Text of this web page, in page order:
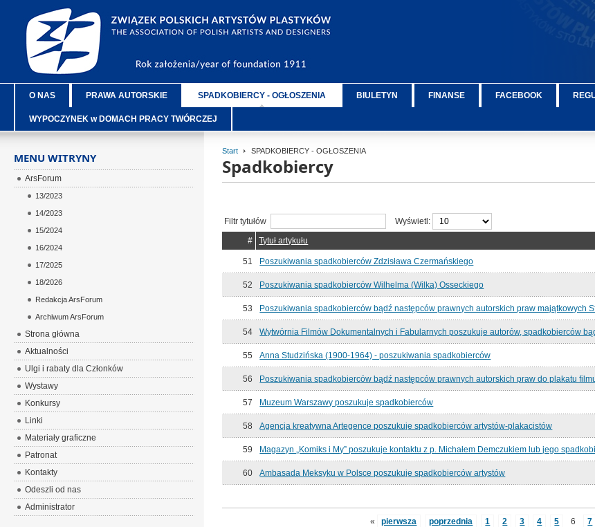
O NAS PRAWA AUTORSKIE SPADKOBIERCY - OGŁOSZENIA BIULETYN FINANSE FACEBOOK
WYPOCZYNEK w DOMACH PRACY TWÓRCZEJ
Start SPADKOBIERCY - OGŁOSZENIA
Spadkobiercy
Filtr tytułów
Wyświetl:
#
Tytuł artykułu
51 Poszukiwania spadkobierców Zdzisława Czermańskiego
52 Poszukiwania spadkobierców Wilhelma (Wilka) Osseckiego
53 Poszukiwania spadkobierców bądź następców prawnych autorskich praw majątkowych
54 Wytwórnia Filmów Dokumentalnych i Fabularnych poszukuje autorów, spadkobierców
55 Anna Studzińska (1900-1964) - poszukiwania spadkobierców
56 Poszukiwania spadkobierców bądź następców prawnych autorskich praw do plakatu
57 Muzeum Warszawy poszukuje spadkobierców
58 Agencja kreatywna Artegence poszukuje spadkobierców artystów-plakacistów
59 Magazyn „Komiks i My” poszukuje kontaktu z p. Michałem Demczukiem lub jego
60 Ambasada Meksyku w Polsce poszukuje spadkobierców artystów
« pierwsza poprzednia 1 2 3 4 5 6 7
MENU WITRYNY
ArsForum
13/2023
14/2023
15/2024
16/2024
17/2025
18/2026
Redakcja ArsForum
Archiwum ArsForum
Strona główna
Aktualności
Ulgi i rabaty dla Członków
Wystawy
Konkursy
Linki
Materiały graficzne
Patronat
Kontakty
Odeszli od nas
Administrator